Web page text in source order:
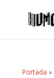
Portada »